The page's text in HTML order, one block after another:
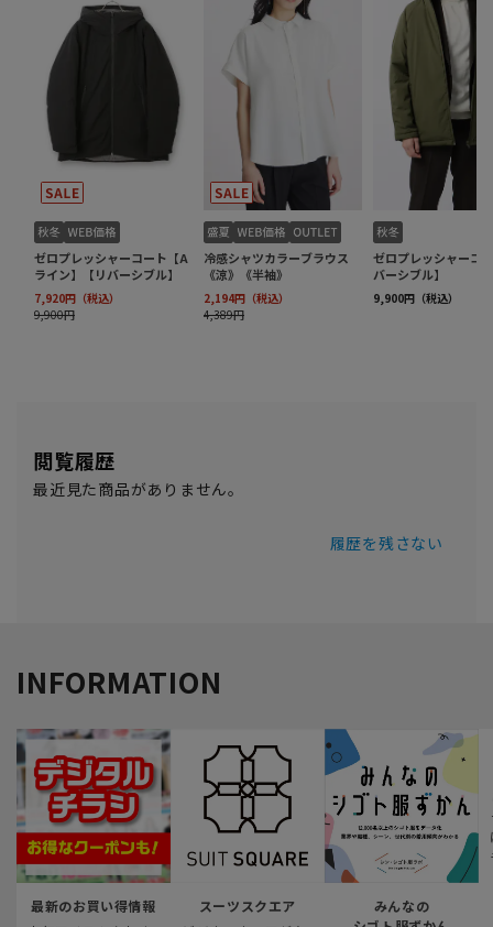
閲覧履歴
最近見た商品がありません。
履歴を残さない
INFORMATION
最新のお買い得情報
スーツスクエア
みんなの